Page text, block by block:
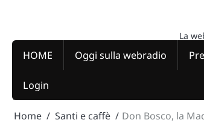
La
HOME Oggi sulla webradio
Login
Home Santi e caffè Don Bosco, la